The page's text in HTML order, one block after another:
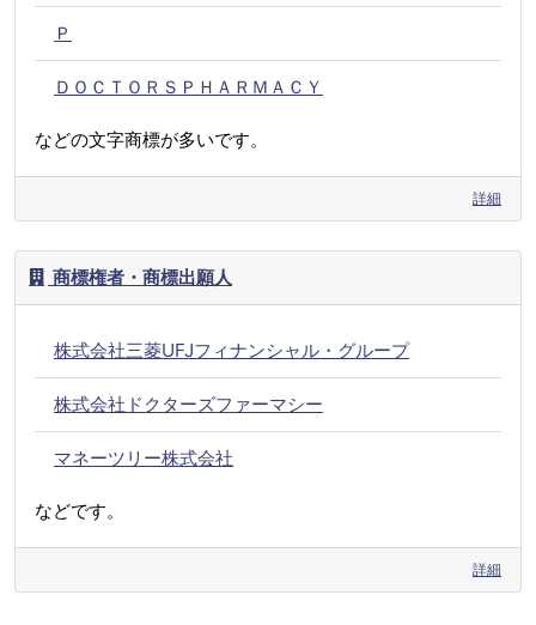
Ｐ
ＤＯＣＴＯＲＳＰＨＡＲＭＡＣＹ
などの文字商標が多いです。
詳細
商標権者・商標出願人
株式会社三菱UFJフィナンシャル・グループ
株式会社ドクターズファーマシー
マネーツリー株式会社
などです。
詳細